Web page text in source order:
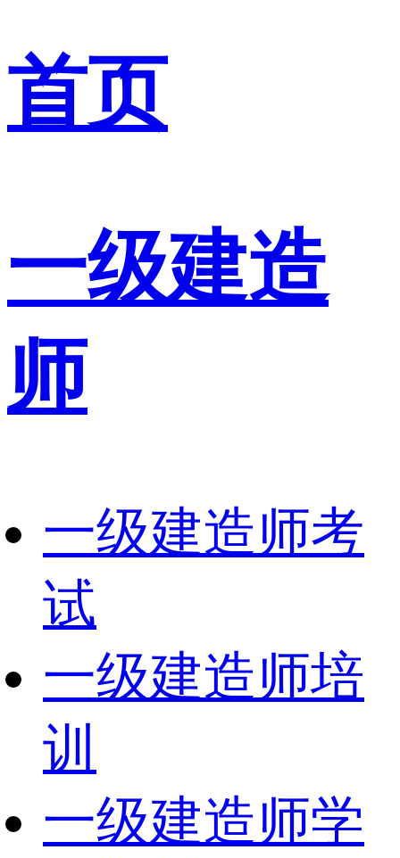
首页
一级建造
师
一级建造师考
试
一级建造师培
训
一级建造师学